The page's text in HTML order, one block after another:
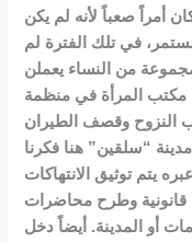
أمراً صعباً لأنه لم يكن
في تلك الفترة لم
من النساء يعملن
مكتب المرأة في منظمة
النزوح وقصف الطيران
“سلقين” هنا فكرنا
مكتب قانوني عام 2020 وعبره يتم توثيق الانتهاكات
قانونية وطرح محاضرات
أو المدينة. أيضاً دخل